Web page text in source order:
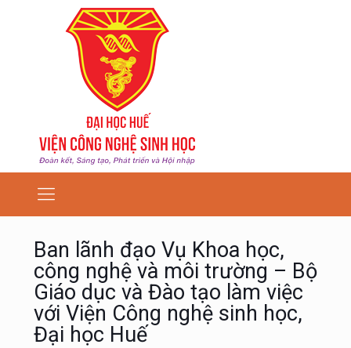
Ban lãnh đạo Vụ Khoa học,
công nghệ và môi trường – Bộ
Giáo dục và Đào tạo làm việc
với Viện Công nghệ sinh học,
Đại học Huế